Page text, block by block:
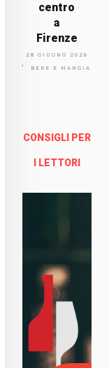
centro
a
Firenze
28 GIUGNO 2026
BERE E MANGIARE
CONSIGLI PER
I LETTORI
Via
Arno
nze
Enoteca Online e al dettaglio